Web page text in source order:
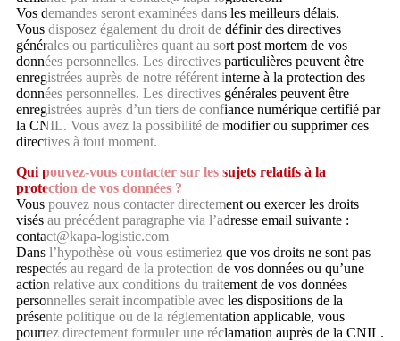
Vos demandes seront examinées dans les meilleurs délais.
Vous disposez également du droit de définir des directives
générales ou particulières quant au sort post mortem de vos
données personnelles. Les directives particulières peuvent être
enregistrées auprès de notre référent interne à la protection des
données personnelles. Les directives générales peuvent être
enregistrées auprès d’un tiers de confiance numérique certifié par
la CNIL. Vous avez la possibilité de modifier ou supprimer ces
directives à tout moment.
Qui pouvez-vous contacter sur les sujets relatifs à la
protection de vos données ?
Vous pouvez nous contacter directement ou exercer les droits
visés au précédent paragraphe via l’adresse email suivante :
contact@kapa-logistic.com
Dans l’hypothèse où vous estimeriez que vos droits ne sont pas
respectés au regard de la protection de vos données ou qu’une
action relative aux conditions du traitement de vos données
personnelles serait incompatible avec les dispositions de la
présente politique ou de la réglementation applicable, vous
pourrez directement formuler une réclamation auprès de la CNIL.